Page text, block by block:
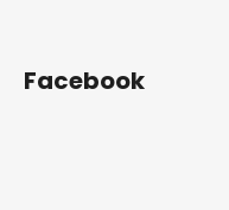
Facebook